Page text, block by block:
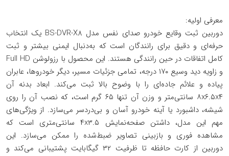
معرفی اولیه:
دوربین ثبت وقایع خودرو صدای نفس مدل BS-DVR-X8 یک انتخاب
حرفه‌ای و دقیق برای رانندگان است که به‌دنبال ایمنی بیشتر و ثبت
کامل اتفاقات در حین رانندگی هستند. این محصول با رزولوشن Full HD
و زاویه دید وسیع ۱۷۰ درجه، تمامی جزئیات مسیر، دیگر خودروها، عابران
پیاده و علائم جاده‌ای را با وضوح بالا ثبت می‌کند. ابعاد بدنه آن
۸x۶.۵x۴ سانتی‌متر و وزن آن تنها ۶۵ گرم است، که نصب آن را روی
شیشه، داشبورد یا آینه خودرو آسان و بی‌دردسر می‌سازد. از ویژگی‌های
مهم این مدل، داشتن صفحه‌نمایش ۴x۳.۵ سانتی‌متری است که
مشاهده فوری و بازبینی تصاویر ضبط‌شده را ممکن می‌سازد. این
دوربین از کارت حافظه تا ظرفیت ۳۲ گیگابایت پشتیبانی می‌کند و